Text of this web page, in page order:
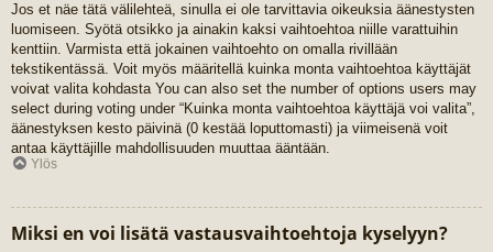
Jos et näe tätä välilehteä, sinulla ei ole tarvittavia oikeuksia äänestysten
luomiseen. Syötä otsikko ja ainakin kaksi vaihtoehtoa niille varattuihin
kenttiin. Varmista että jokainen vaihtoehto on omalla rivillään
tekstikentässä. Voit myös määritellä kuinka monta vaihtoehtoa käyttäjät
voivat valita kohdasta You can also set the number of options users may
select during voting under “Kuinka monta vaihtoehtoa käyttäjä voi valita”,
äänestyksen kesto päivinä (0 kestää loputtomasti) ja viimeisenä voit
antaa käyttäjille mahdollisuuden muuttaa ääntään.
Ylös
Miksi en voi lisätä vastausvaihtoehtoja kyselyyn?